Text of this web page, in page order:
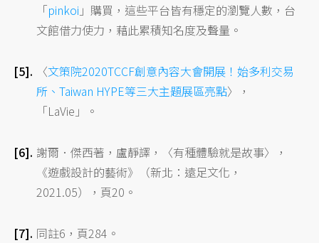
「pinkoi 」購買，這些平台皆有穩定的瀏覽人數，台
文館借力使力，藉此累積知名度及聲量。
〈文策院2020TCCF創意內容大會開展！始多利交易
所、Taiwan HYPE等三大主題展區亮點〉，
「LaVie」。
謝爾．傑西著，盧靜譯，〈有種體驗就是故事〉，
《遊戲設計的藝術》（新北：遠足文化，
2021.05），頁20。
同註6，頁284。